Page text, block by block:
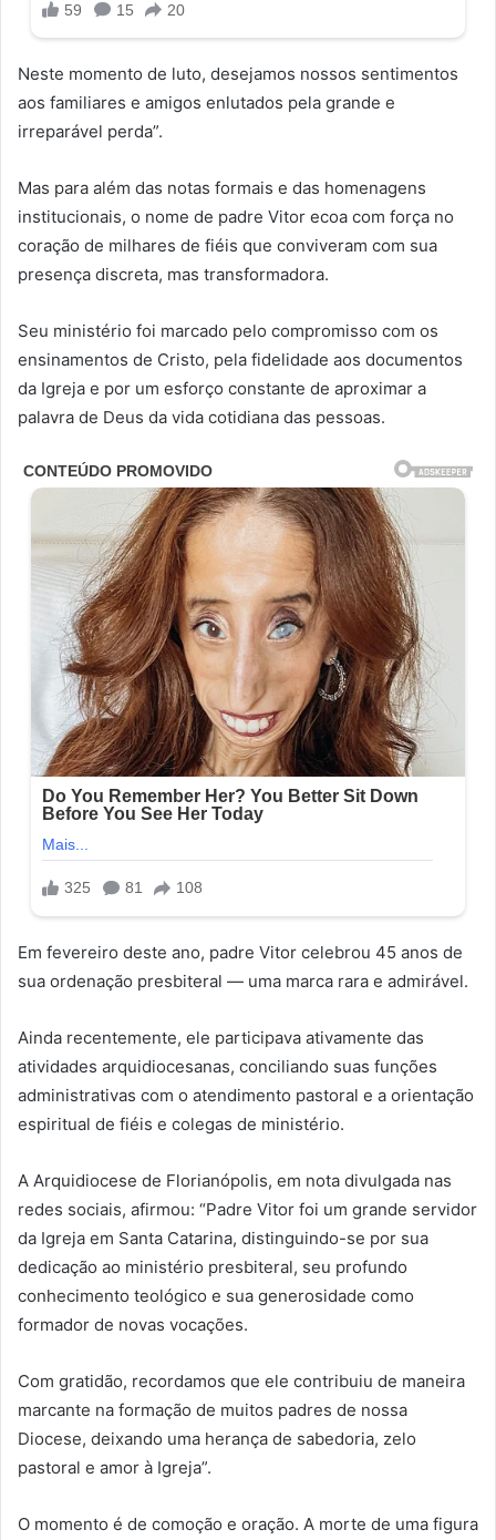
Neste momento de luto, desejamos nossos sentimentos
aos familiares e amigos enlutados pela grande e
irreparável perda”.
Mas para além das notas formais e das homenagens
institucionais, o nome de padre Vitor ecoa com força no
coração de milhares de fiéis que conviveram com sua
presença discreta, mas transformadora.
Seu ministério foi marcado pelo compromisso com os
ensinamentos de Cristo, pela fidelidade aos documentos
da Igreja e por um esforço constante de aproximar a
palavra de Deus da vida cotidiana das pessoas.
Em fevereiro deste ano, padre Vitor celebrou 45 anos de
sua ordenação presbiteral — uma marca rara e admirável.
Ainda recentemente, ele participava ativamente das
atividades arquidiocesanas, conciliando suas funções
administrativas com o atendimento pastoral e a orientação
espiritual de fiéis e colegas de ministério.
A Arquidiocese de Florianópolis, em nota divulgada nas
redes sociais, afirmou: “Padre Vitor foi um grande servidor
da Igreja em Santa Catarina, distinguindo-se por sua
dedicação ao ministério presbiteral, seu profundo
conhecimento teológico e sua generosidade como
formador de novas vocações.
Com gratidão, recordamos que ele contribuiu de maneira
marcante na formação de muitos padres de nossa
Diocese, deixando uma herança de sabedoria, zelo
pastoral e amor à Igreja”.
O momento é de comoção e oração. A morte de uma figura